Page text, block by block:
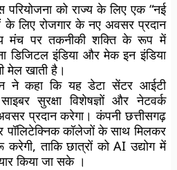
परियोजना को राज्य के लिए एक “नई
लिए रोजगार के नए अवसर प्रदान
मंच पर तकनीकी शक्ति के रूप में
डिजिटल इंडिया और मेक इन इंडिया
मेल खाती है।
कहा कि यह डेटा सेंटर आईटी
सुरक्षा विशेषज्ञों और नेटवर्क
प्रदान करेगा। कंपनी छत्तीसगढ़
कॉलेजों के साथ मिलकर
करेगी, ताकि छात्रों को AI उद्योग में
किया जा सके ।